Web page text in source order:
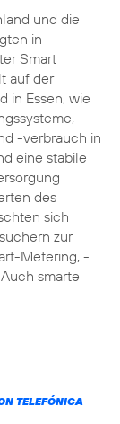
und die
in
Smart
auf der
in Essen, wie
-verbrauch in
eine stabile
des
sich
zur
Metering, -
smarte
TELEFÓNICA